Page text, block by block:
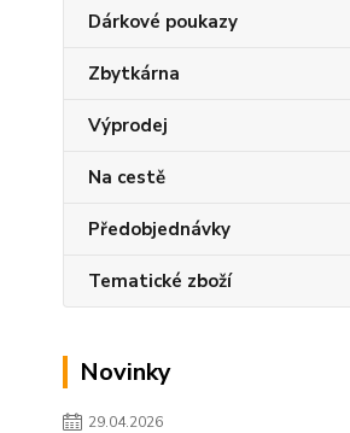
Dárkové poukazy
Zbytkárna
Výprodej
Na cestě
Předobjednávky
Tematické zboží
Novinky
29.04.2026